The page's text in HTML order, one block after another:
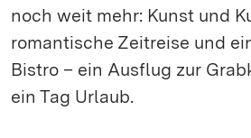
noch weit mehr: Kunst und
romantische Zeitreise und
Bistro – ein Ausflug zur
ein Tag Urlaub.